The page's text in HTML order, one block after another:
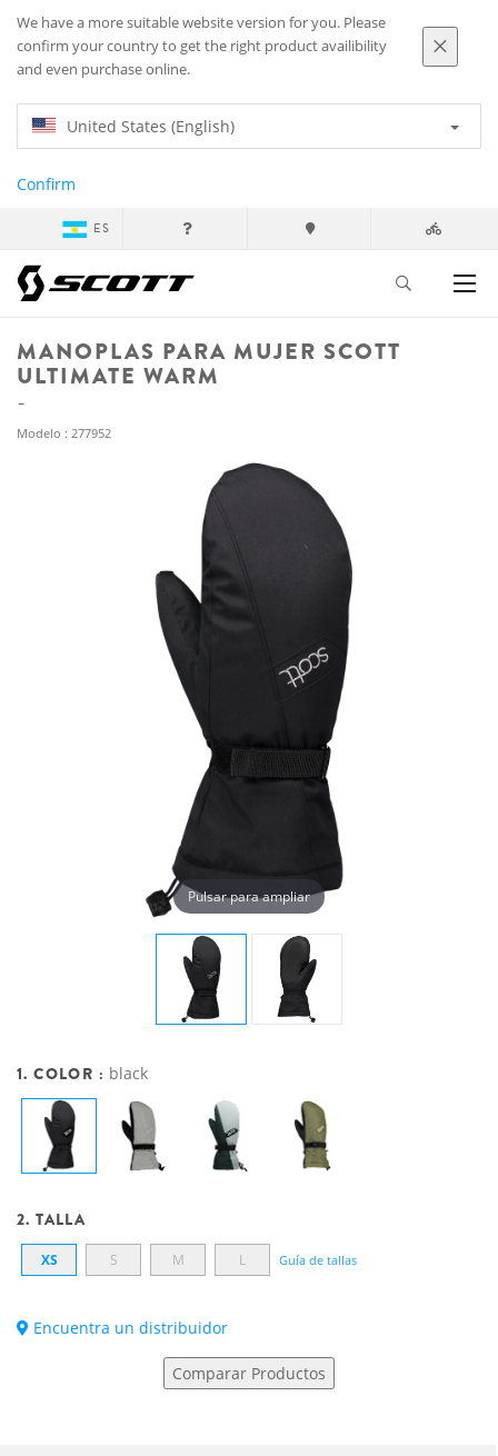
We have a more suitable website version for you. Please
confirm your country to get the right product availibility
and even purchase online.
United States (English)
Confirm
ES
MANOPLAS PARA MUJER SCOTT
ULTIMATE WARM
Modelo : 277952
Pulsar para ampliar
1. COLOR : black
2. TALLA
XS S M L Guía de tallas
Encuentra un distribuidor
Comparar Productos